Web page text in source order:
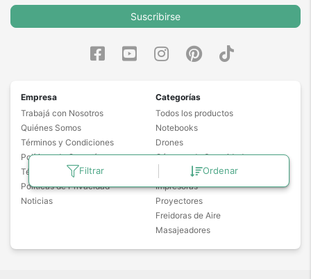
Filtrar Ordenar
Suscribirse
Empresa
Trabajá con Nosotros
Quiénes Somos
Términos y Condiciones
Políticas de Garantía
Términos y Promociones
Políticas de Privacidad
Noticias
Categorías
Todos los productos
Notebooks
Drones
Cámaras de Seguridad
Aspiradoras Robot
Impresoras
Proyectores
Freidoras de Aire
Masajeadores